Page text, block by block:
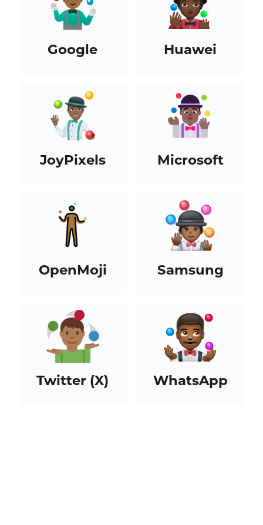
Google Huawei
JoyPixels Microsoft
OpenMoji Samsung
Twitter (X) WhatsApp